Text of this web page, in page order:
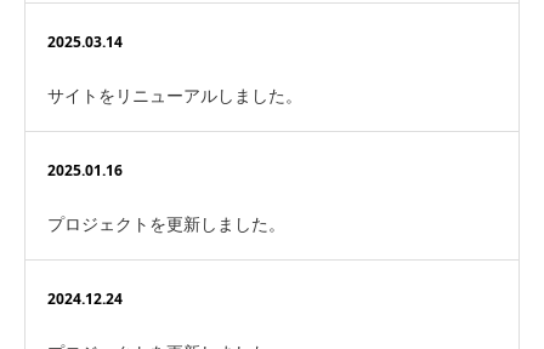
2025.03.14
サイトをリニューアルしました。
2025.01.16
プロジェクトを更新しました。
2024.12.24